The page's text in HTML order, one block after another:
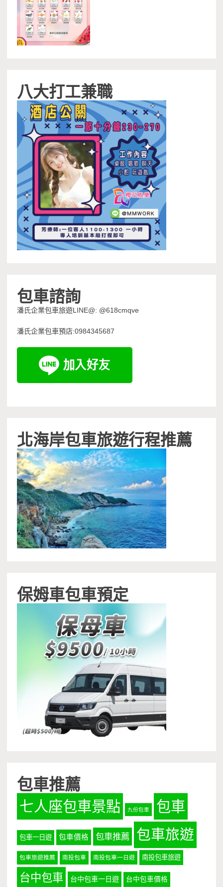
八大打工兼職
包車諮詢
潘氏企業包車旅遊LINE@: @618cmqve
潘氏企業包車預店:0984345687
北海岸包車旅遊行程推薦
保姆車包車預定
包車推薦
七人座包車景點 九份包車 包車
包車一日遊 包車價格 包車推薦 包車旅遊
包車旅遊推薦 南投包車 南投包車一日遊 南投包車旅遊
台中包車 台中包車一日遊 台中包車價格